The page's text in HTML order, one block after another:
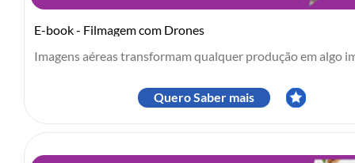
E-book - Filmagem com Drones
Imagens aéreas transformam qualquer produção em algo
Quero Saber mais